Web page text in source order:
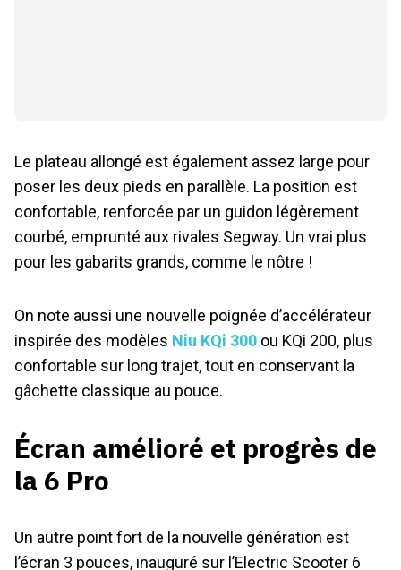
Le plateau allongé est également assez large pour
poser les deux pieds en parallèle. La position est
confortable, renforcée par un guidon légèrement
courbé, emprunté aux rivales Segway. Un vrai plus
pour les gabarits grands, comme le nôtre !
On note aussi une nouvelle poignée d’accélérateur
inspirée des modèles Niu KQi 300 ou KQi 200, plus
confortable sur long trajet, tout en conservant la
gâchette classique au pouce.
Écran amélioré et progrès de
la 6 Pro
Un autre point fort de la nouvelle génération est
l’écran 3 pouces, inauguré sur l’Electric Scooter 6